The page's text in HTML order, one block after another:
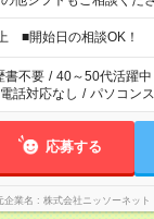
■開始日の相談OK！
書不要 / 40～50代活躍中
電話対応なし / パソコン
応募する
企業名 株式会社ニッソーネット